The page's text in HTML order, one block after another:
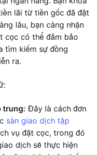
lãi từ tiền gốc đã đặt
lâu, bạn càng nhận
cọc có thể đảm bảo
tìm kiếm sự đồng
ra.
trung: Đây là cách đơn
sàn giao dịch tập
vụ đặt cọc, trong đó
dịch sẽ thực hiện